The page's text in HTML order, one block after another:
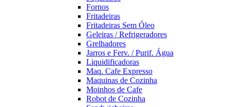
Fornos
Fritadeiras
Fritadeiras Sem Óleo
Geleiras / Refrigeradores
Grelhadores
Jarros e Ferv. / Purif. Água
Liquidificadoras
Maq. Cafe Expresso
Maquinas de Cozinha
Moinhos de Cafe
Robot de Cozinha